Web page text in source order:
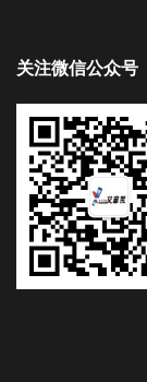
关注微信公众号